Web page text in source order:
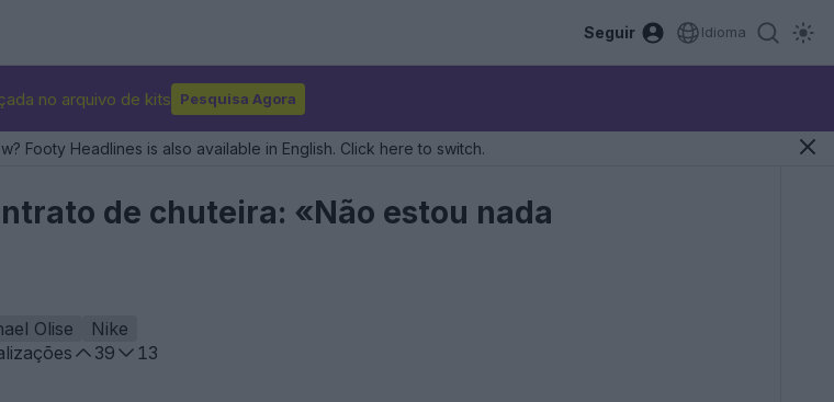
Seguir Idioma
no arquivo de kits Pesquisa Agora
Footy Headlines is also available in English. Click here to switch.
de chuteira: «Não estou nada
Olise
Nike
39
13